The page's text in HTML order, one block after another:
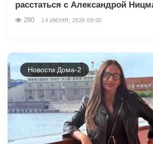
расстаться с Александрой
280 14 ИЮНЯ, 2026 09:00
Новости Дома-2